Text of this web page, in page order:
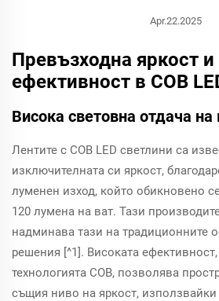
Apr.22.2025
Превъзходна яркост и
ефективност в COB
Висока световна отдача на
Лентите с COB LED светлини са
изключителната си яркост,
луменен изход, който обикновено
120 лумена на ват. Тази
надминава тази на традиционните
решения [^1]. Високата
технологията COB, позволява
същия ниво на яркост,